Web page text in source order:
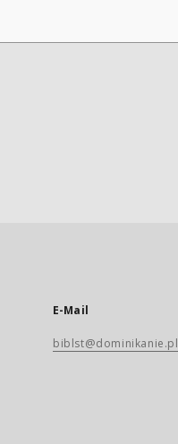
E-Mail
biblst@dominikanie.pl